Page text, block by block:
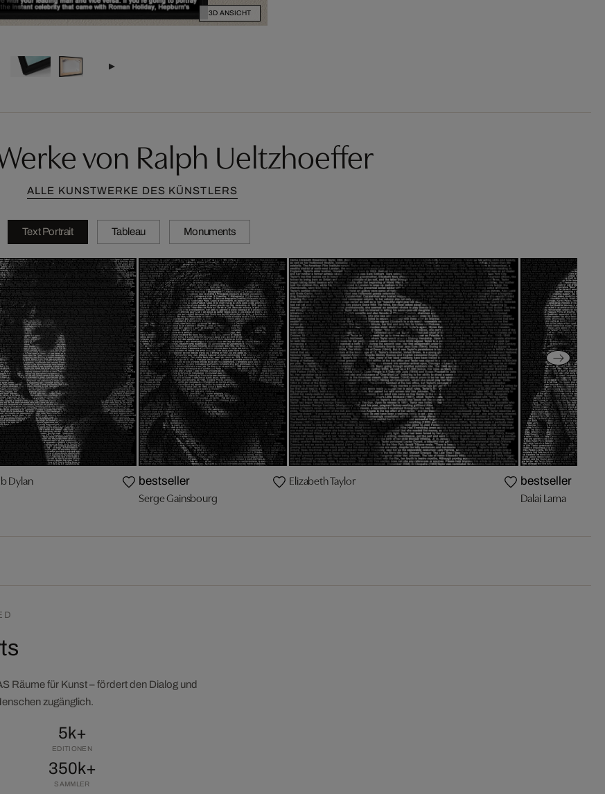
3D ANSICHT
von Ralph Ueltzhoeffer
ALLE KUNSTWERKE DES KÜNSTLERS
Text Portrait Tableau Monuments
Dylan bestseller
Serge Gainsbourg
Elizabeth Taylor bestseller
Dalai Lama
Räume für Kunst – fördert den Dialog und
zugänglich.
5k+
EDITIONEN
350k+
SAMMLER